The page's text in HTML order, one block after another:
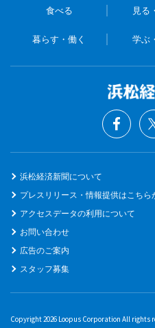
食べる 見る
暮らす・働く 学ぶ
浜松経済新聞について
プレスリリース・情報提供はこちら
アクセスデータの利用について
お問い合わせ
広告のご案内
スタッフ募集
Copyright 2026 Loopus Corporation All rights